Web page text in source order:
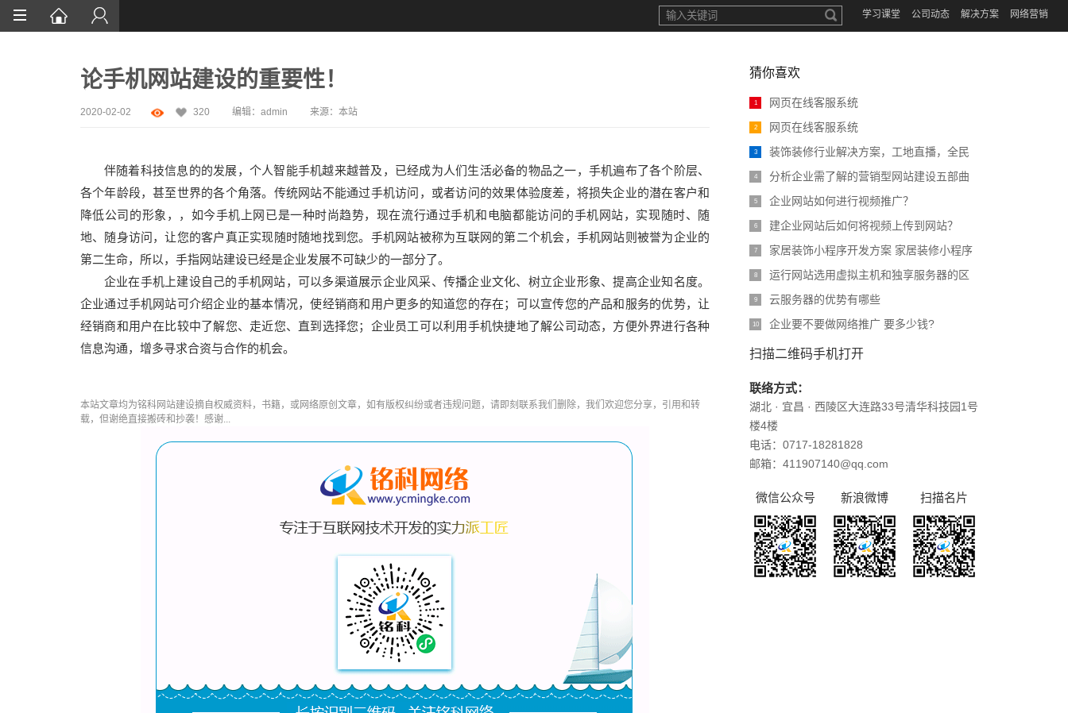
学习课堂 公司动态 解决方案 网络营销
论手机网站建设的重要性！
2020-02-02 320 编辑： admin 来源： 本站
伴随着科技信息的的发展，个人智能手机越来越普及，已经成为人们生活必备的物品之一，手机遍布了各个阶层、
各个年龄段，甚至世界的各个角落。传统网站不能通过手机访问，或者访问的效果体验度差，将损失企业的潜在客户和
降低公司的形象，，如今手机上网已是一种时尚趋势，现在流行通过手机和电脑都能访问的手机网站，实现随时、随
地、随身访问，让您的客户真正实现随时随地找到您。手机网站被称为互联网的第二个机会，手机网站则被誉为企业的
第二生命，所以，手指网站建设已经是企业发展不可缺少的一部分了。
企业在手机上建设自己的手机网站，可以多渠道展示企业风采、传播企业文化、树立企业形象、提高企业知名度。
企业通过手机网站可介绍企业的基本情况，使经销商和用户更多的知道您的存在；可以宣传您的产品和服务的优势，让
经销商和用户在比较中了解您、走近您、直到选择您；企业员工可以利用手机快捷地了解公司动态，方便外界进行各种
信息沟通，增多寻求合资与合作的机会。
本站文章均为铭科网站建设摘自权威资料，书籍，或网络原创文章，如有版权纠纷或者违规问题，请即刻联系我们删除，我们欢迎您分享，引用和转
载，但谢绝直接搬砖和抄袭！感谢...
猜你喜欢
1 网页在线客服系统
2 网页在线客服系统
3 装饰装修行业解决方案，工地直播，全民
4 分析企业需了解的营销型网站建设五部曲
5 企业网站如何进行视频推广？
6 建企业网站后如何将视频上传到网站？
7 家居装饰小程序开发方案 家居装修小程序
8 运行网站选用虚拟主机和独享服务器的区
9 云服务器的优势有哪些
10 企业要不要做网络推广 要多少钱?
扫描二维码手机打开
联络方式：
湖北 · 宜昌 · 西陵区大连路33号清华科技园1号
楼4楼
电话：0717-18281828
邮箱：411907140@qq.com
微信公众号 新浪微博 扫描名片